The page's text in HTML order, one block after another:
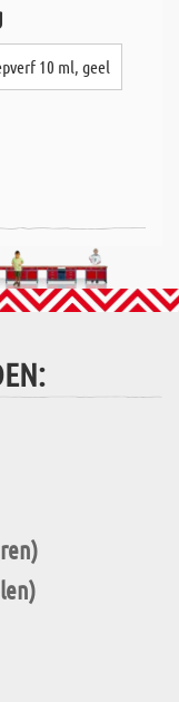
10 ml, geel